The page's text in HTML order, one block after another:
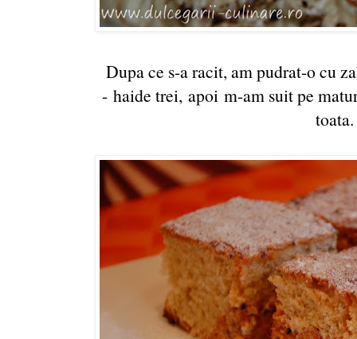
Dupa ce s-a racit, am pudrat-o cu
- haide trei, apoi m-am suit pe
toata.